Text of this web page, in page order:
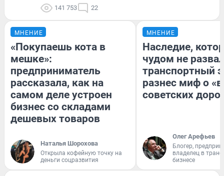
141 753 22
МНЕНИЕ
«Покупаешь кота в
мешке»:
предприниматель
рассказала, как на
самом деле устроен
бизнес со складами
дешевых товаров
Наталья Шорохова
Открыла кофейную точку на
деньги соцразвития
МНЕНИЕ
Наследие,
чудом не
транспортный
разнес миф о
советских
Олег Арефьев
Блогер,
владелец в
бизнесе